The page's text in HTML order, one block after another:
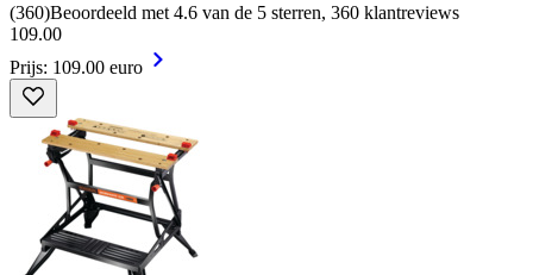
(360)Beoordeeld met 4.6 van de 5 sterren, 360 klantreviews
109.00
Prijs: 109.00 euro